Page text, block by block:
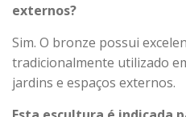
externos?
Sim. O bronze possui
tradicionalmente utilizado
jardins e espaços externos.